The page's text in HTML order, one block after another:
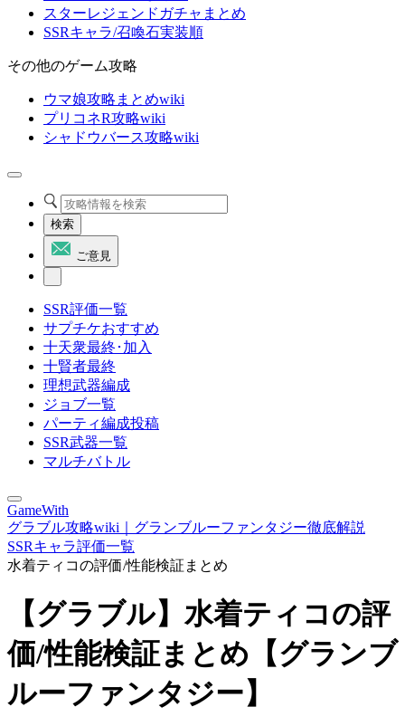
スターレジェンドガチャまとめ
SSRキャラ/召喚石実装順
その他のゲーム攻略
ウマ娘攻略まとめwiki
プリコネR攻略wiki
シャドウバース攻略wiki
検索
ご意見
SSR評価一覧
サプチケおすすめ
十天衆最終･加入
十賢者最終
理想武器編成
ジョブ一覧
パーティ編成投稿
SSR武器一覧
マルチバトル
GameWith
グラブル攻略wiki｜グランブルーファンタジー徹底解説
SSRキャラ評価一覧
水着ティコの評価/性能検証まとめ
【グラブル】水着ティコの評
価/性能検証まとめ【グランブ
ルーファンタジー】